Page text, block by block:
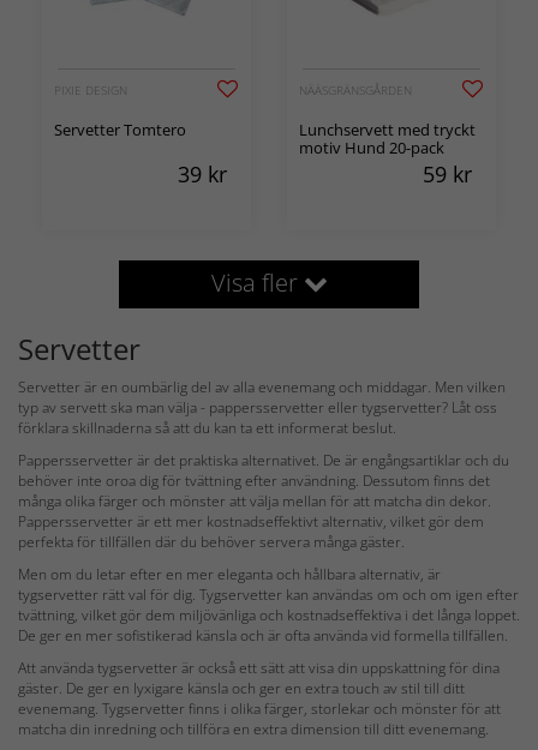
PIXIE DESIGN
Servetter Tomtero
39 kr
NÄÄSGRÄNSGÅRDEN
Lunchservett med tryckt
motiv Hund 20-pack
59 kr
Visa fler
Servetter
Servetter är en oumbärlig del av alla evenemang och middagar. Men vilken
typ av servett ska man välja - pappersservetter eller tygservetter? Låt oss
förklara skillnaderna så att du kan ta ett informerat beslut.
Pappersservetter är det praktiska alternativet. De är engångsartiklar och du
behöver inte oroa dig för tvättning efter användning. Dessutom finns det
många olika färger och mönster att välja mellan för att matcha din dekor.
Pappersservetter är ett mer kostnadseffektivt alternativ, vilket gör dem
perfekta för tillfällen där du behöver servera många gäster.
Men om du letar efter en mer eleganta och hållbara alternativ, är
tygservetter rätt val för dig. Tygservetter kan användas om och om igen efter
tvättning, vilket gör dem miljövänliga och kostnadseffektiva i det långa loppet.
De ger en mer sofistikerad känsla och är ofta använda vid formella tillfällen.
Att använda tygservetter är också ett sätt att visa din uppskattning för dina
gäster. De ger en lyxigare känsla och ger en extra touch av stil till ditt
evenemang. Tygservetter finns i olika färger, storlekar och mönster för att
matcha din inredning och tillföra en extra dimension till ditt evenemang.